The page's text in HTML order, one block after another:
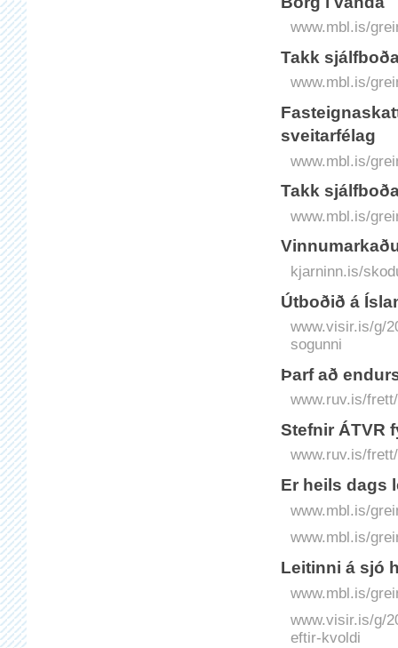
www.mbl.is/
Takk
www.mbl.is/
sveitarfélag
www.mbl.is/
Takk
www.mbl.is/
kjarninn.is/
Útboðið á
www.visir.is/g/
sogunni
Þarf að
www.ruv.is/
Stefnir ÁTVR
www.ruv.is/
Er heils dags
www.mbl.is/
www.mbl.is/
Leitinni á sjó
www.mbl.is/
www.visir.is/g/
eftir-kvoldi